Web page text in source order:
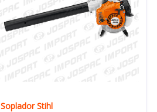
Soplador Stihl